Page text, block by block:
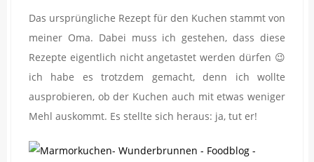
Das ursprüngliche Rezept für den Kuchen stammt von
meiner Oma. Dabei muss ich gestehen, dass diese
Rezepte eigentlich nicht angetastet werden dürfen 😉
ich habe es trotzdem gemacht, denn ich wollte
ausprobieren, ob der Kuchen auch mit etwas weniger
Mehl auskommt. Es stellte sich heraus: ja, tut er!